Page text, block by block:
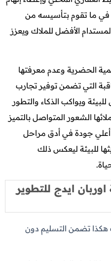
في ما تقوم بتأسيسه من
الأفضل للملاك ويعزز
الحضرية وعدم معرفتها
التي تضمن توفير تجارب
ويواكب الذكاء والتطور
الشعور المتواصل بالتميز
أعلي جودة في أدق مراحل
للبيئة ليعكس ذلك
ايدج للتطوير
تضمن التسليم دون